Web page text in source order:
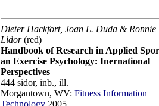
Dieter Hackfort, Joan L. Duda & Ronnie
Lidor(red)
Handbook of Research in Applied
an Exercise Psychology: Inernational
Perspectives
444 sidor, inb., ill.
Morgantown, WV: Fitness Information
Technology 2005